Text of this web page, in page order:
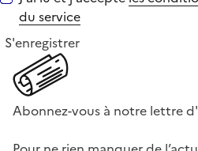
du service
S'enregistrer
Abonnez-vous à notre lettre